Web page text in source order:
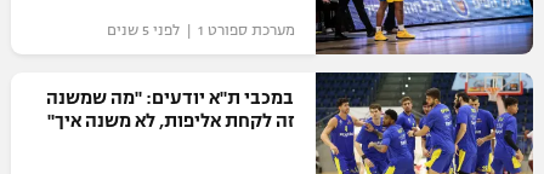
תנאי שימוש
מדיניות פרטיות
ספורט אתגרי ואקסטרים
אומנויות לחימה
גיימינג E-Sports
מערכת ספורט 1 | לפני 5 שנים
במכבי ת"א יודעים: "מה שמשנה
זה לקחת אליפות, לא משנה איך"